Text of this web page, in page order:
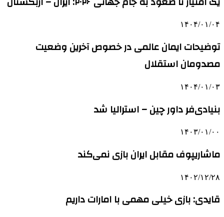
۱۴۰۴/۰۱/۰۴
توضیحات ایمان عالمی در خصوص آخرین وضعیت
مصدومان استقلال
۱۴۰۴/۰۱/۰۳
بنیادی‌فر داور چین – استرالیا شد
۱۴۰۳/۰۱/۰۰
ماشاریپوف مقابل ایران بازی نمی‌کند
۱۴۰۲/۱۲/۲۸
قایدی: بازی خیلی مهمی با امارات داریم